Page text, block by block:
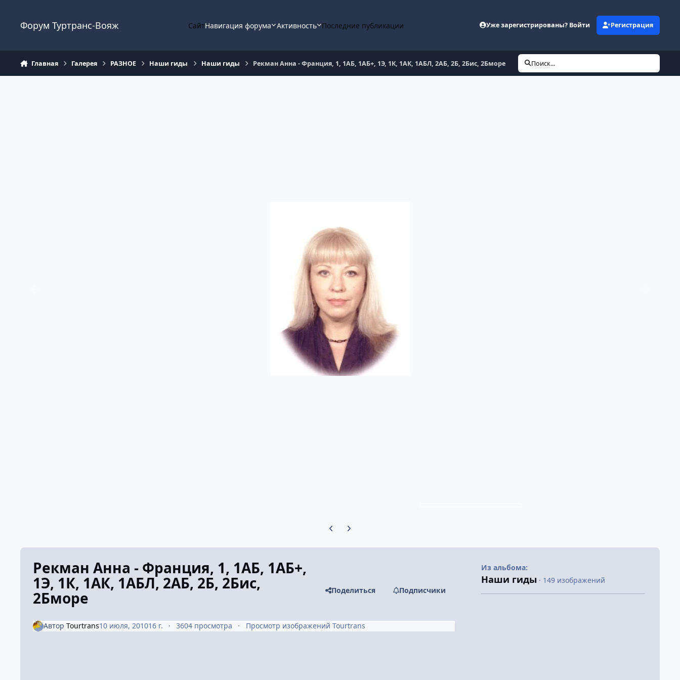
Форум Туртранс-Вояж СайтНавигация форума Активность Последние публикации Уже зарегистрированы? Войти Регистрация
Главная Галерея РАЗНОЕ Наши гиды Наши гиды Рекман Анна - Франция, 1, 1АБ, 1АБ+, 1Э, 1К, 1АК, 1АБЛ, 2АБ, 2Б, 2Бис, 2Бморе Поиск...
Предыдущий слайд карусели
Следующий слайд карусели
Рекман Анна - Франция, 1, 1АБ, 1АБ+,
1Э, 1К, 1АК, 1АБЛ, 2АБ, 2Б, 2Бис,
2Бморе Поделиться Подписчики
Автор Tourtrans10 июля, 201016 г. 3604 просмотра Просмотр изображений Tourtrans
Из альбома:
Наши гиды · 149 изображений